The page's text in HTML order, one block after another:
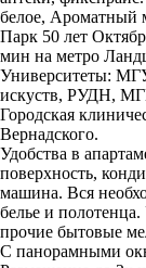
белое, Ароматный
Парк 50 лет
мин на метро
Университеты:
искуств, РУДН,
Городская
Вернадского.
Удобства в
поверхность,
машина. Вся
белье и
прочие бытовые
С панорамными